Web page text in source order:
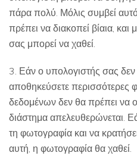
πάρα πολύ. Μόλις συμβεί
πρέπει να διακοπεί βίαια, και
σας μπορεί να χαθεί.
3. Εάν ο υπολογιστής σας δεν
αποθηκεύσετε περισσότερες
δεδομένων δεν θα πρέπει να
διάστημα απελευθερώνεται.
τη φωτογραφία και να
αυτή, η φωτογραφία θα χαθεί.